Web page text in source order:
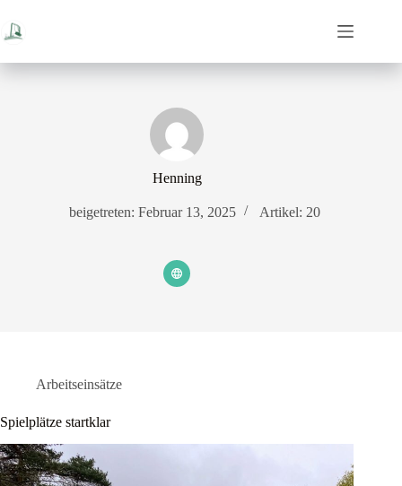
Inhalt
springen
Henning
beigetreten: Februar 13, 2025 Artikel: 20
Arbeitseinsätze
Spielplätze startklar